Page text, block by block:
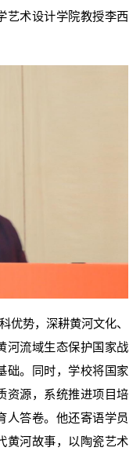
艺术设计学院教授李西
优势，深耕黄河文化、
河流域生态保护国家战
础。同时，学校将国家
资源，系统推进项目培
人答卷。他还寄语学员
黄河故事，以陶瓷艺术